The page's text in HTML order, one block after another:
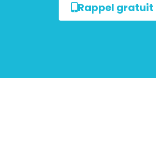
Rappel gratuit